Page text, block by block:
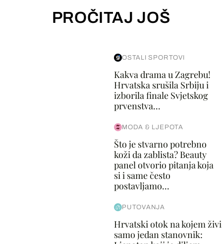
PROČITAJ JOŠ
OSTALI SPORTOVI
Kakva drama u Zagrebu!
Hrvatska srušila Srbiju i
izborila finale Svjetskog
prvenstva...
MODA & LJEPOTA
Što je stvarno potrebno
koži da zablista? Beauty
panel otvorio pitanja koja
si i same često
postavljamo...
PUTOVANJA
Hrvatski otok na kojem živi
samo jedan stanovnik: